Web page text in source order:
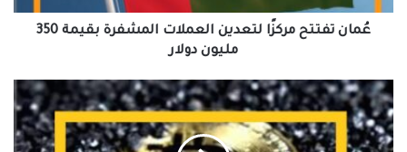
مليون
عُمان تفتتح مركزًا لتعدين العملات المشفرة بقيمة 350
مليون دولار
توقعات
ببيع
المتسللون
الكوريون